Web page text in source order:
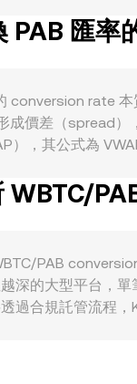
弱、利率變動與
大政策如現貨或期
作、跨鏈橋擁堵
PAB 匯率
conversion rate
成價差（spread）
），其公式為
可觀流動性，這些
WBTC/ETH 池的
WBTC/
PAB
深的大型平台，
過合規託管流程